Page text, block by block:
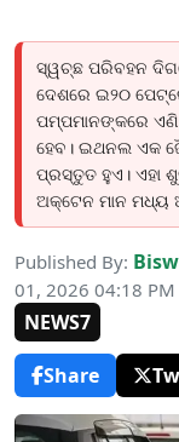
ସ୍ୱଚ୍ଛ ପରିବହନ
ଦେଶରେ ଇ୨୦
ପମ୍ପମାନଙ୍କରେ
ହେବ। ଇଥନଲ ଏକ
ପ୍ରସ୍ତୁତ ହୁଏ। ଏହା
ଅକ୍ଟେନ ମାନ ମଧ୍ୟ
Published By:
01, 2026 04:18 PM
NEWS7
Share